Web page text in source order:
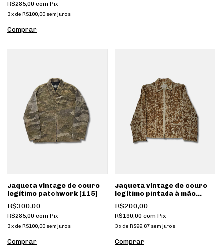
R$285,00 com Pix
3x de R$100,00 sem juros
Jaqueta vintage de couro
legítimo patchwork [115]
R$300,00
R$285,00 com Pix
3x de R$100,00 sem juros
Jaqueta vintage de couro
legítimo pintada à mão
[036]
R$200,00
R$190,00 com Pix
3 x de R$66,67 sem juros